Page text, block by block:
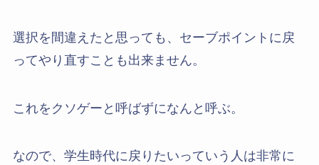
選択を間違えたと思っても、セーブポイントに戻
ってやり直すことも出来ません。
これをクソゲーと呼ばずになんと呼ぶ。
なので、学生時代に戻りたいっていう人は非常に